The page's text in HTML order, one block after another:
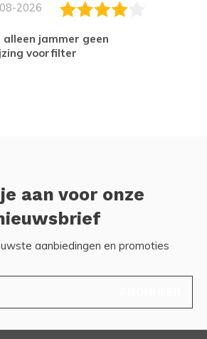
2026
voorfilter
aan voor onze
aanbiedingen en promoties